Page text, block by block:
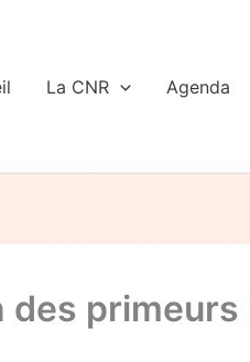
La CNR Agenda
primeurs